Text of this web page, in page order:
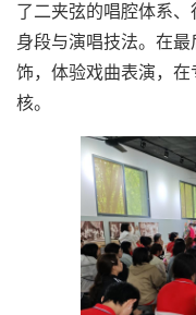
了二夹弦的唱腔体系
身段与演唱技法。在
饰，体验戏曲表演，
核。